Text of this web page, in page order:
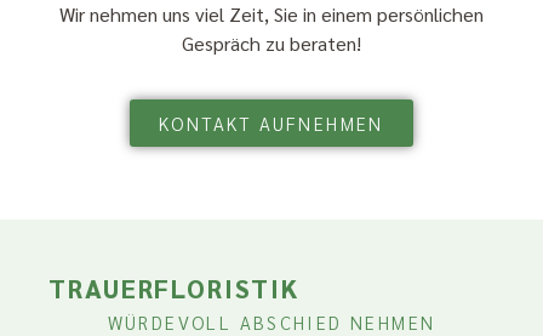
Wir nehmen uns viel Zeit, Sie in einem persönlichen
Gespräch zu beraten!
KONTAKT AUFNEHMEN
TRAUERFLORISTIK
WÜRDEVOLL ABSCHIED NEHMEN